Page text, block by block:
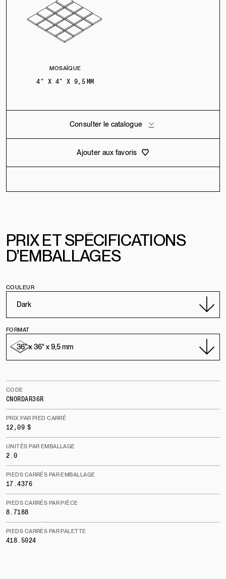
MOSAÏQUE
4" X 4" X 9,5 MM
Consulter le catalogue
Ajouter aux favoris
PRIXETSPÉCIFICATIONS
D’EMBALLAGES
COULEUR
FORMAT
CODE
CNORDAR36R
PRIX PAR PIED CARRÉ
12,09 $
UNITÉS PAR EMBALLAGE
2.0
PIEDS CARRÉS PAR EMBALLAGE
17.4376
PIEDS CARRÉS PAR PIÈCE
8.7188
PIEDS CARRÉS PAR PALETTE
418.5024